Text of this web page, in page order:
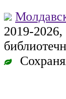
2019-